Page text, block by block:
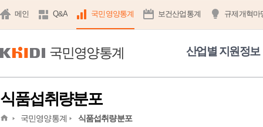
메인 Q&A 국민영양통계 보건산업통계 규제개혁마
국민영양통계 산업별 지원정보
식품섭취량분포
home국민영양통계 식품섭취량분포